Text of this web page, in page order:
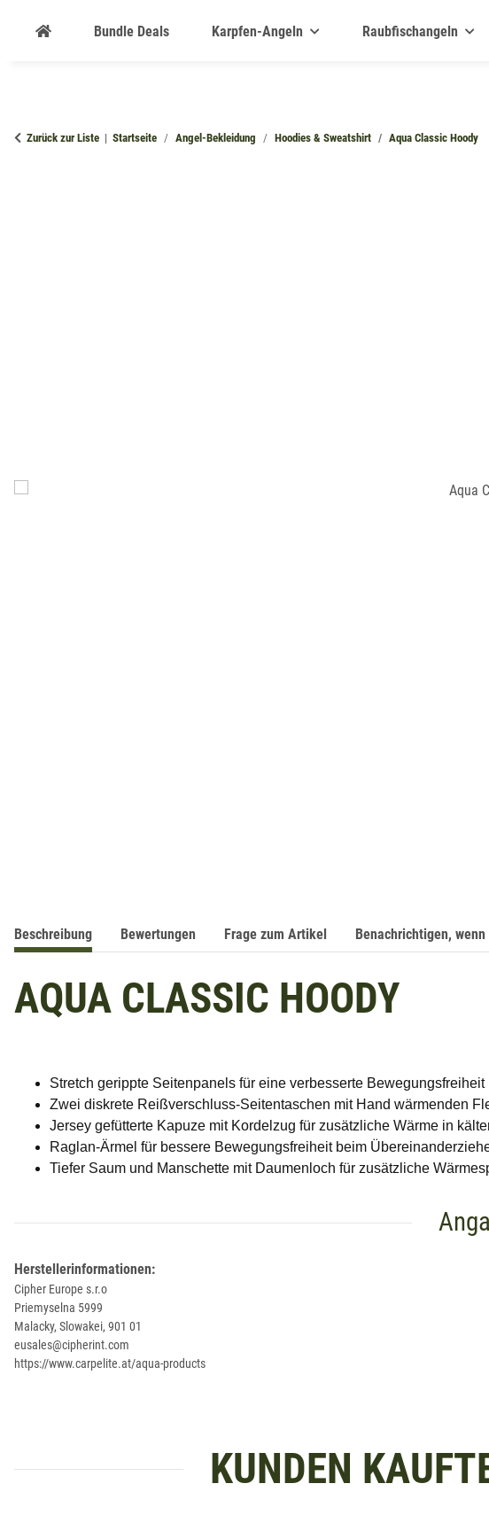
Bundle Deals Karpfen-Angeln Raubfischangeln
Zurück zur Liste Startseite Angel-Bekleidung Hoodies & Sweatshirt Aqua Classic Hoody
Beschreibung Bewertungen Frage zum Artikel Benachrichtigen,
AQUA CLASSIC HOODY
Stretch gerippte Seitenpanels für eine verbesserte Bewegungsfreiheit
Zwei diskrete Reißverschluss-Seitentaschen mit Hand wärmenden
Jersey gefütterte Kapuze mit Kordelzug für zusätzliche Wärme in
Raglan-Ärmel für bessere Bewegungsfreiheit beim
Tiefer Saum und Manschette mit Daumenloch für zusätzliche
Herstellerinformationen:
Cipher Europe s.r.o
Priemyselna 5999
Malacky, Slowakei, 901 01
eusales@cipherint.com
https://www.carpelite.at/aqua-products
KUNDEN